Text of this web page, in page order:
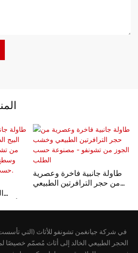
حسب الطلب من مواد عضوية.
طاولة جانبية فاخرة وعصرية
من حجر الترافرتين الطبيعي
الحجر الطبيعي الخالد إلى أثاث مُصمّم